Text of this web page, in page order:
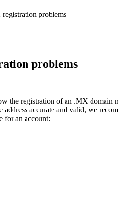
problems
problems
registration of an .MX domain
accurate and valid, we
for an account: